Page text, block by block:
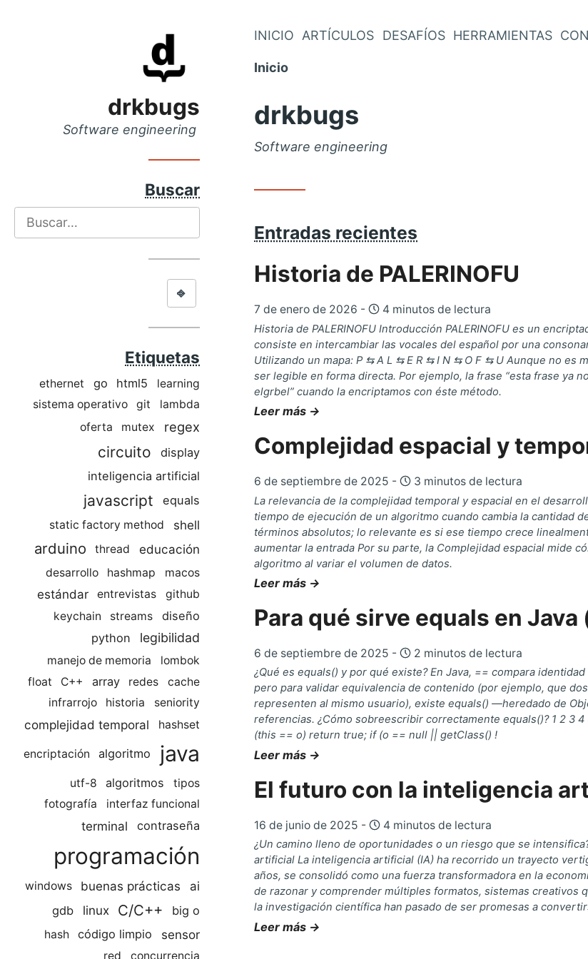
drkbugs
Software engineering
Buscar
Buscar
⎆
Etiquetas
ethernet go html5
learning
sistema operativo
git
lambda
oferta
mutex regex
circuito
display
inteligencia artificial
javascript equals
static factory method shell
arduino thread educación
desarrollo hashmap macos
estándar entrevistas
github
keychain
streams
diseño
python
legibilidad
manejo de memoria
lombok
float
C++ array redes
cache
infrarrojo
historia seniority
complejidad temporal hashset
encriptación algoritmo java
utf-8 algoritmos
tipos
fotografía
interfaz funcional
terminal contraseña
programación
windows buenas prácticas ai
gdb linux C/C++ big o
hash código limpio sensor
red concurrencia
Saltar
al
INICIO ARTÍCULOS DESAFÍOS HERRAMIENTAS
Inicio
drkbugs
Software engineering
Entradas recientes
Historia de PALERINOFU
7 de enero de 2026 - 4 minutos de lectura
Historia de PALERINOFU Introducción PALERINOFU es un
consiste en intercambiar las vocales del español por una
Utilizando un mapa: P ⇆ A L ⇆ E R ⇆ I N ⇆ O F ⇆ U Aunque no es
ser legible en forma directa. Por ejemplo, la frase “esta frase ya
elgrbel” cuando la encriptamos con éste método.
Leer más →
Complejidad espacial y
6 de septiembre de 2025 - 3 minutos de lectura
La relevancia de la complejidad temporal y espacial en el
tiempo de ejecución de un algoritmo cuando cambia la cantidad
términos absolutos; lo relevante es si ese tiempo crece
aumentar la entrada Por su parte, la Complejidad espacial mide
algoritmo al variar el volumen de datos.
Leer más →
Para qué sirve equals en
6 de septiembre de 2025 - 2 minutos de lectura
¿Qué es equals() y por qué existe? En Java, == compara
pero para validar equivalencia de contenido (por ejemplo, que
representen al mismo usuario), existe equals() —heredado de
referencias. ¿Cómo sobreescribir correctamente equals()? 1 2 3
(this == o) return true; if (o == null || getClass() !
Leer más →
El futuro con la inteligencia
16 de junio de 2025 - 4 minutos de lectura
¿Un camino lleno de oportunidades o un riesgo que se
artificial La inteligencia artificial (IA) ha recorrido un trayecto
años, se consolidó como una fuerza transformadora en la
de razonar y comprender múltiples formatos, sistemas creativos
la investigación científica han pasado de ser promesas a
Leer más →